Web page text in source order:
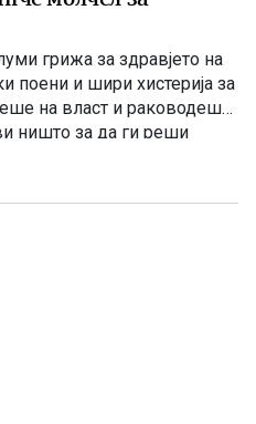
грижа за здравјето на
поени и шири хистерија за
на власт и раководеше
ништо за да ги реши
на водата за